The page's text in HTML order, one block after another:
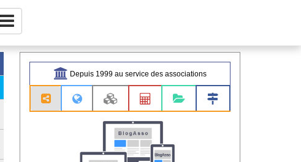
Depuis 1999 au service des associations